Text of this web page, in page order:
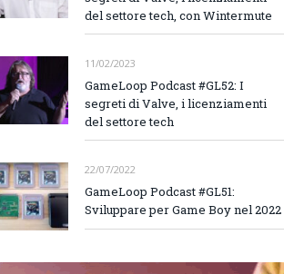
del settore tech, con Wintermute
11/02/2023
GameLoop Podcast #GL52: I
segreti di Valve, i licenziamenti
del settore tech
22/07/2022
GameLoop Podcast #GL51:
Sviluppare per Game Boy nel 2022